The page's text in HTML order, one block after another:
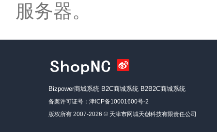
服务器。
Bizpower商城系统 B2C商城系统 B2B2C商城系统
备案许可证号： 津ICP备10001600号-2
版权所有 2007-2026 © 天津市网城天创科技有限责任公司